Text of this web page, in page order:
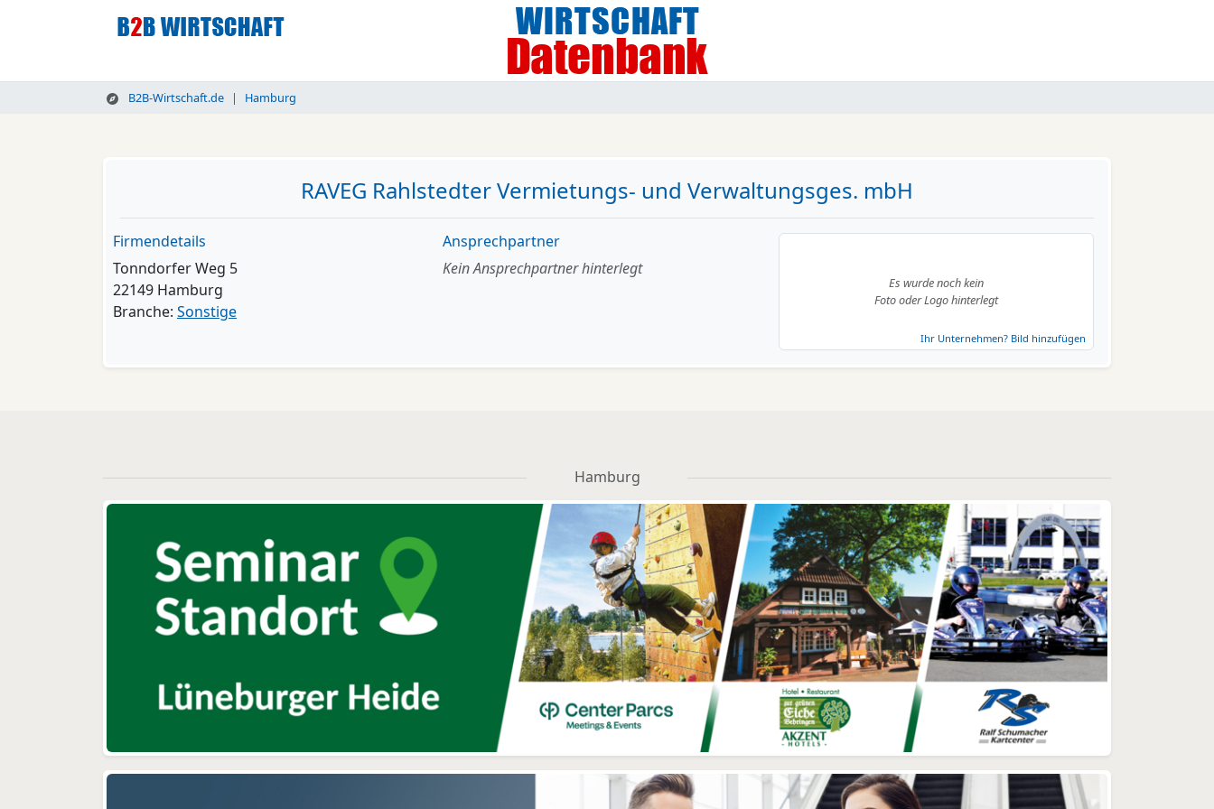
B2B-Wirtschaft.de Hamburg
RAVEG Rahlstedter Vermietungs- und Verwaltungsges. mbH
Firmendetails
Tonndorfer Weg 5
22149 Hamburg
Branche: Sonstige
Ansprechpartner
Kein Ansprechpartner hinterlegt
Es wurde noch kein
Foto oder Logo hinterlegt
Ihr Unternehmen? Bild hinzufügen
Hamburg